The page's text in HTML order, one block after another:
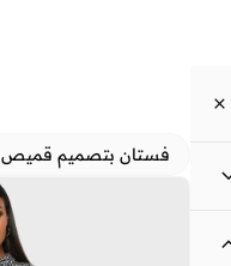
فستان بتصميم قميص